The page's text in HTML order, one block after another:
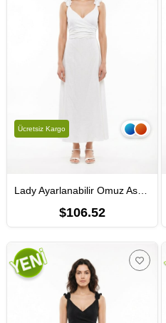
Lady Ayarlanabilir Omuz Askılı V Yaka Uzun Müslin Elbise Beyaz Byz
$106.52
Ücretsiz Kargo